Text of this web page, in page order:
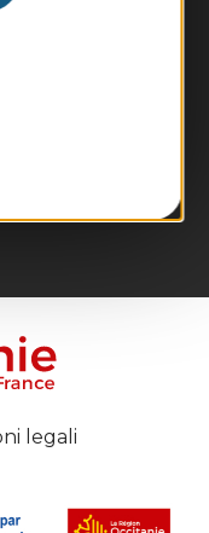
legali